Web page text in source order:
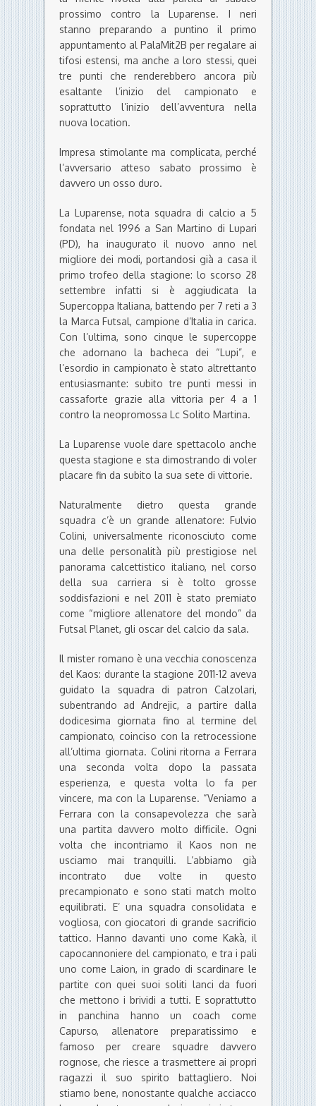
prossimo contro la Luparense. I neri
stanno preparando a puntino il primo
appuntamento al PalaMit2B per regalare ai
tifosi estensi, ma anche a loro stessi, quei
tre punti che renderebbero ancora più
esaltante l’inizio del campionato e
soprattutto l’inizio dell’avventura nella
nuova location.
Impresa stimolante ma complicata, perché
l’avversario atteso sabato prossimo è
davvero un osso duro.
La Luparense, nota squadra di calcio a 5
fondata nel 1996 a San Martino di Lupari
(PD), ha inaugurato il nuovo anno nel
migliore dei modi, portandosi già a casa il
primo trofeo della stagione: lo scorso 28
settembre infatti si è aggiudicata la
Supercoppa Italiana, battendo per 7 reti a 3
la Marca Futsal, campione d’Italia in carica.
Con l’ultima, sono cinque le supercoppe
che adornano la bacheca dei “Lupi”, e
l’esordio in campionato è stato altrettanto
entusiasmante: subito tre punti messi in
cassaforte grazie alla vittoria per 4 a 1
contro la neopromossa Lc Solito Martina.
La Luparense vuole dare spettacolo anche
questa stagione e sta dimostrando di voler
placare fin da subito la sua sete di vittorie.
Naturalmente dietro questa grande
squadra c’è un grande allenatore: Fulvio
Colini, universalmente riconosciuto come
una delle personalità più prestigiose nel
panorama calcettistico italiano, nel corso
della sua carriera si è tolto grosse
soddisfazioni e nel 2011 è stato premiato
come “migliore allenatore del mondo” da
Futsal Planet, gli oscar del calcio da sala.
Il mister romano è una vecchia conoscenza
del Kaos: durante la stagione 2011-12 aveva
guidato la squadra di patron Calzolari,
subentrando ad Andrejic, a partire dalla
dodicesima giornata fino al termine del
campionato, coinciso con la retrocessione
all’ultima giornata. Colini ritorna a Ferrara
una seconda volta dopo la passata
esperienza, e questa volta lo fa per
vincere, ma con la Luparense. “Veniamo a
Ferrara con la consapevolezza che sarà
una partita davvero molto difficile. Ogni
volta che incontriamo il Kaos non ne
usciamo mai tranquilli. L’abbiamo già
incontrato due volte in questo
precampionato e sono stati match molto
equilibrati. E’ una squadra consolidata e
vogliosa, con giocatori di grande sacrificio
tattico. Hanno davanti uno come Kakà, il
capocannoniere del campionato, e tra i pali
uno come Laion, in grado di scardinare le
partite con quei suoi soliti lanci da fuori
che mettono i brividi a tutti. E soprattutto
in panchina hanno un coach come
Capurso, allenatore preparatissimo e
famoso per creare squadre davvero
rognose, che riesce a trasmettere ai propri
ragazzi il suo spirito battagliero. Noi
stiamo bene, nonostante qualche acciacco